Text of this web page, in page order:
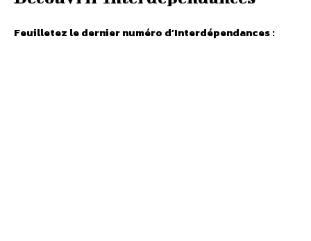
Feuilletez le dernier numéro d’Interdépendances :